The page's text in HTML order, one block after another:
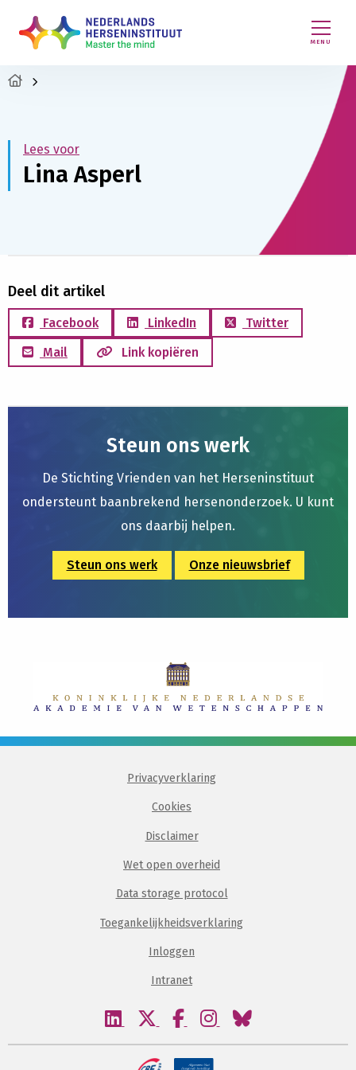
MENU
Lees voor
Lina Asperl
Deel dit artikel
Facebook LinkedIn
Twitter
Mail
Link kopiëren
Steun ons werk
De Stichting Vrienden van het Herseninstituut
ondersteunt baanbrekend hersenonderzoek. U kunt
ons daarbij helpen.
Steun ons werk Onze nieuwsbrief
Privacyverklaring
Cookies
Disclaimer
Wet open overheid
Data storage protocol
Toegankelijkheidsverklaring
Inloggen
Intranet
Bezoek
linkedin
Bezoek
twitter
Bezoek
facebook
Bezoek
instagram
Bezoek